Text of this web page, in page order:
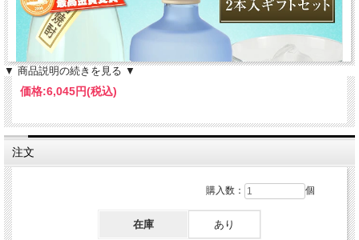
▼ 商品説明の続きを見る ▼
価格:6,045円(税込)
注文
購入数： 個
在庫 あり